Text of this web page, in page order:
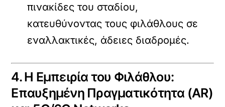
πινακίδες του σταδίου,
κατευθύνοντας τους φιλάθλους σε
εναλλακτικές, άδειες διαδρομές.
4. Η Εμπειρία του Φιλάθλου:
Επαυξημένη Πραγματικότητα (AR)